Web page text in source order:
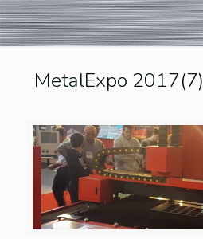
MetalExpo 2017(7)